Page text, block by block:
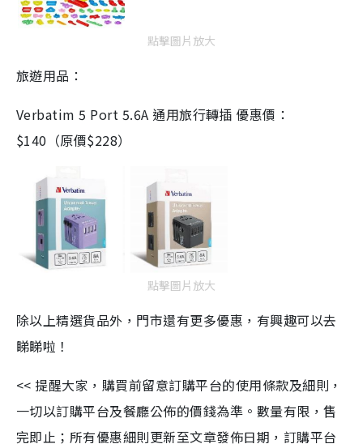
點擊圖片放大
旅遊用品：
Verbatim 5 Port 5.6A 通用旅行轉插 優惠價：
$140（原價$228）
點擊圖片放大
除以上精選貨品外，門市還有更多優惠，有興趣可以去
睇睇啦！
<< 提醒大家，購買前留意訂購平台的使用條款及細則，
一切以訂購平台及餐廳公佈的價錢為準。數量有限，售
完即止；所有優惠細則更新至文章發佈日期，訂購平台